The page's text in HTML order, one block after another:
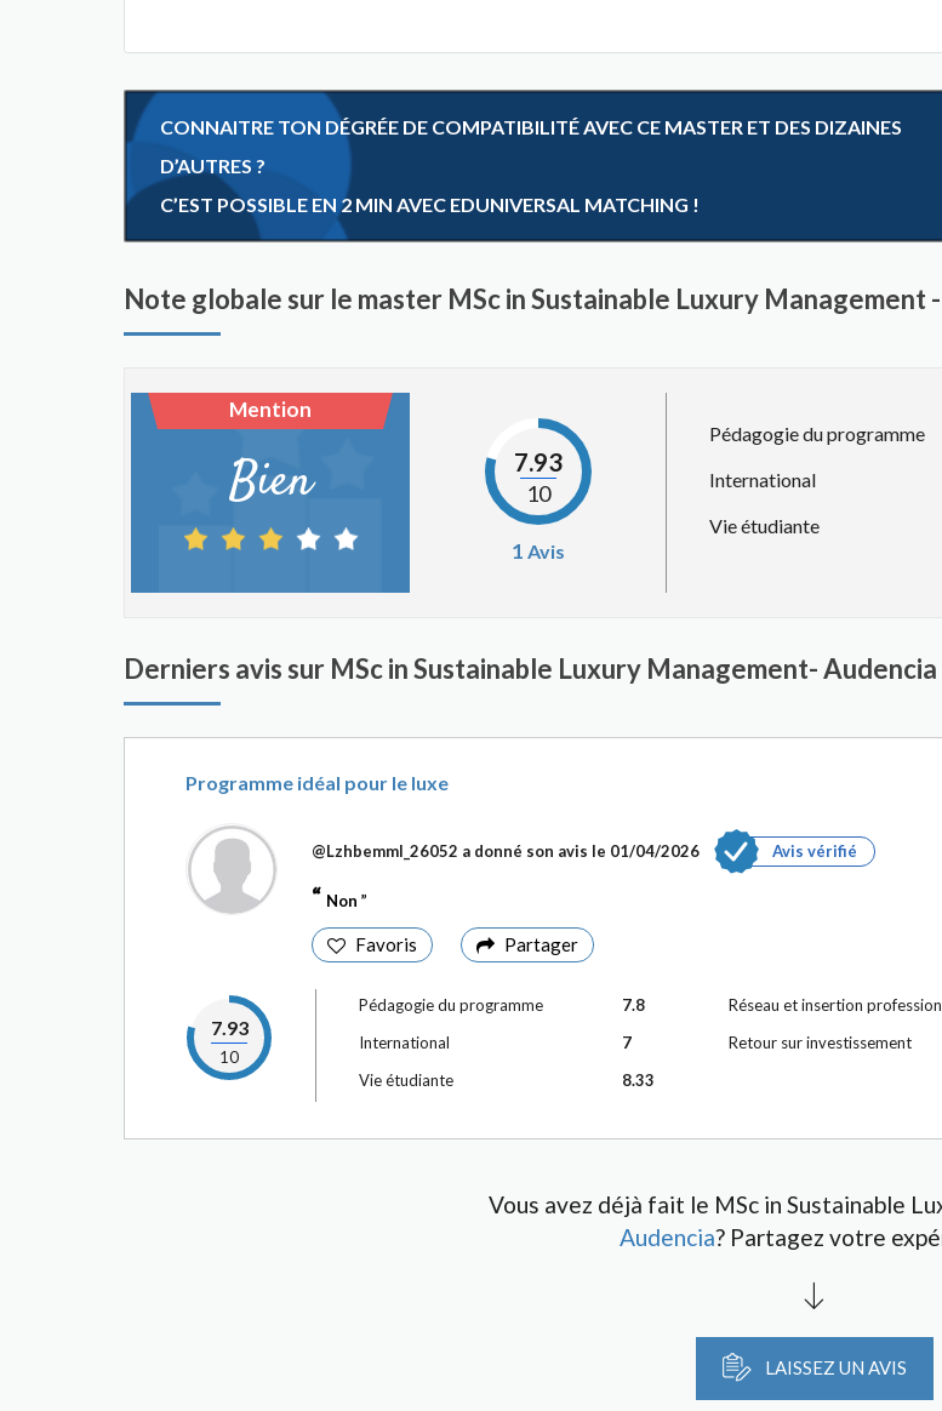
CONNAITRE TON DÉGRÉE DE COMPATIBILITÉ AVEC CE MASTER ET DES DIZAINES
D’AUTRES ?
C’EST POSSIBLE EN 2 MIN AVEC EDUNIVERSAL MATCHING !
Note globale sur le master MSc in Sustainable Luxury Management
Mention
Bien 7.93
10
1 Avis
Pédagogie du programme
International
Vie étudiante
Derniers avis sur MSc in Sustainable Luxury Management- Audencia
Programme idéal pour le luxe
@Lzhbemml_26052 a donné son avis le 01/04/2026 Avis vérifié
Non
Favoris Partager
7.93
10
Pédagogie du programme
7.8
International
7
Vie étudiante
8.33
Réseau et insertion
Retour sur investissement
Vous avez déjà fait le MSc in Sustainable
Audencia? Partagez votre
LAISSEZ UN AVIS